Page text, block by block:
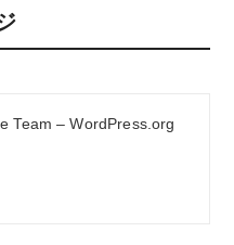
Team – WordPress.org